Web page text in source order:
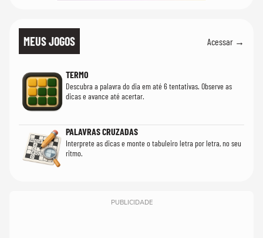
MEUS JOGOS Acessar →
TERMO
Descubra a palavra do dia em até 6 tentativas. Observe as
dicas e avance até acertar.
PALAVRAS CRUZADAS
Interprete as dicas e monte o tabuleiro letra por letra, no seu
ritmo.
PUBLICIDADE